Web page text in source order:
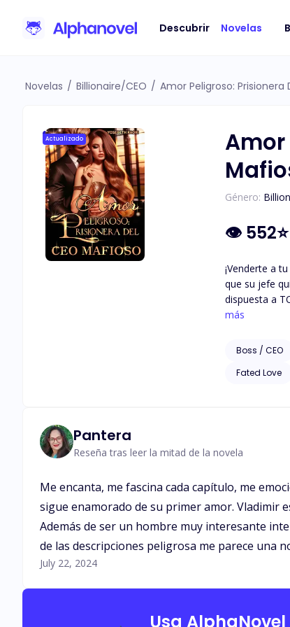
Descubrir Novelas
Novelas / Billionaire/CEO / Amor Peligroso: Prisionera
Actualizado
Amor
Género:
👁 552⭐
¡Venderte a tu enemigo por
que su jefe quien
dispuesta a TODO! Es así como firma un contrato que la ata al despiadado CEO mafioso, Vladimir
pasado caótico, con un "final" horrible… Juntos
más
Boss / CEO
Fated Love
Pantera
Reseña tras leer la mitad de la novela
Me encanta, me fascina cada capítulo, me
sigue enamorado de su primer amor. Vladimir
Además de ser un hombre muy interesante
de las descripciones peligrosa me parece una
July 22, 2024
Usa